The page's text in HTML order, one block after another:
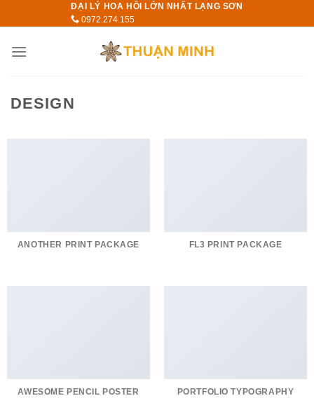
to
ĐẠI LÝ HOA HỒI LỚN NHẤT LẠNG SƠN
0972.274.155
DESIGN
ANOTHER PRINT PACKAGE FL3 PRINT PACKAGE
AWESOME PENCIL POSTER PORTFOLIO TYPOGRAPHY